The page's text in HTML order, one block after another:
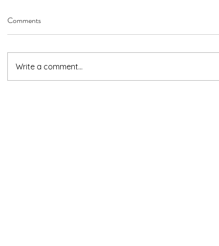
Comments
Write a comment...